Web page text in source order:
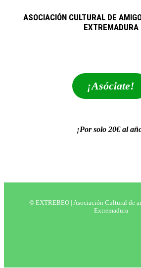
ASOCIACIÓN CULTURAL DE
EXTREMADURA
¡Asóciate!
¡Por solo 20€ al
© EXTREBEO | Asociación Cultural de
Extremadura